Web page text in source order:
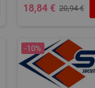
18,84 € 20,94 €
-10%